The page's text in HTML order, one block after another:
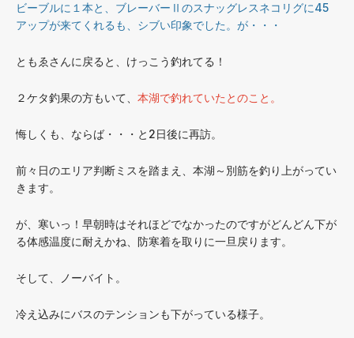
ビーブルに１本と、ブレーバーⅡのスナッグレスネコリグに45
アップが来てくれるも、シブい印象でした。が・・・
ともゑさんに戻ると、けっこう釣れてる！
２ケタ釣果の方もいて、 本湖で釣れていたとのこと。
悔しくも、ならば・・・と2日後に再訪。
前々日のエリア判断ミスを踏まえ、本湖～別筋を釣り上がってい
きます。
が、寒いっ！早朝時はそれほどでなかったのですがどんどん下が
る体感温度に耐えかね、防寒着を取りに一旦戻ります。
そして、ノーバイト。
冷え込みにバスのテンションも下がっている様子。